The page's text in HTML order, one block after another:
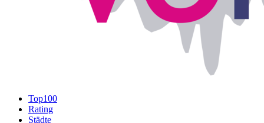
Top100
Rating
Städte